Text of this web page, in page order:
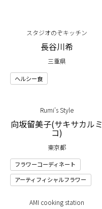
スタジオのぞキッチン
長谷川希
三重県
ヘルシー食
Rumi's Style
向坂留美子(サキサカルミ
コ)
東京都
フラワーコーディネート
アーティフィシャルフラワー
AMI cooking station